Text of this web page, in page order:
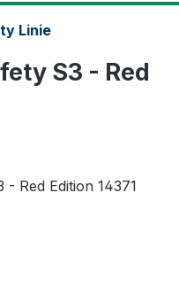
Linie
S3 - Red